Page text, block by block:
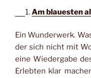
1.Am blauesten
Ein Wunderwerk.
der sich nicht mit
eine Wiedergabe
Erlebten klar